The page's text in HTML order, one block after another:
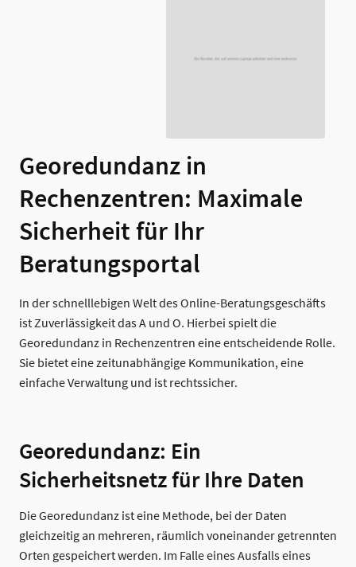
Georedundanz in
Rechenzentren: Maximale
Sicherheit für Ihr
Beratungsportal
In der schnelllebigen Welt des Online-Beratungsgeschäfts
ist Zuverlässigkeit das A und O. Hierbei spielt die
Georedundanz in Rechenzentren eine entscheidende Rolle.
Sie bietet eine zeitunabhängige Kommunikation, eine
einfache Verwaltung und ist rechtssicher.
Georedundanz: Ein
Sicherheitsnetz für Ihre Daten
Die Georedundanz ist eine Methode, bei der Daten
gleichzeitig an mehreren, räumlich voneinander getrennten
Orten gespeichert werden. Im Falle eines Ausfalls eines